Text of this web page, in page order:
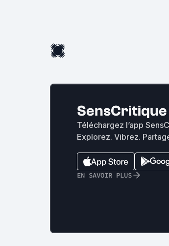
Téléchargez l’app
Explorez. Vibrez.
EN SAVOIR PLUS